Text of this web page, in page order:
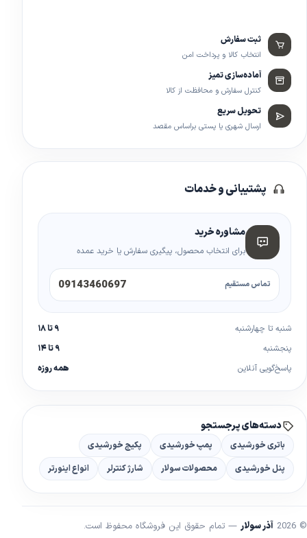
ثبت سفارش
انتخاب کالا و پرداخت امن
آماده‌سازی تمیز
کنترل سفارش و محافظت از کالا
تحویل سریع
ارسال شهری یا پستی براساس مقصد
پشتیبانی و خدمات
مشاوره خرید
برای انتخاب محصول، پیگیری سفارش یا خرید عمده
تماس مستقیم 09143460697
شنبه تا چهارشنبه
۹ تا ۱۸
پنجشنبه
۹ تا ۱۴
پاسخ‌گویی آنلاین
همه روزه
دسته‌های پرجستجو
باتری خورشیدی پمپ خورشیدی
پکیج خورشیدی
پنل خورشیدی
محصولات سولار شارژ کنترلر انواع اینورتر
© 2026 آذر سولار — تمام حقوق این فروشگاه محفوظ است.